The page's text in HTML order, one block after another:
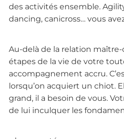
des activités ensemble.
dancing, canicross… vous
Au-delà de la relation
étapes de la vie de votre
accompagnement accru.
lorsqu’on acquiert un chiot.
grand, il a besoin de vous.
de lui inculquer les